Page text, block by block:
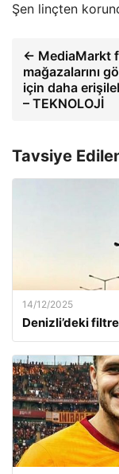
Şen linçten
← MediaMarkt
mağazalarını
için daha
– TEKNOLOJİ
Tavsiye
14/12/2025
Denizli’deki